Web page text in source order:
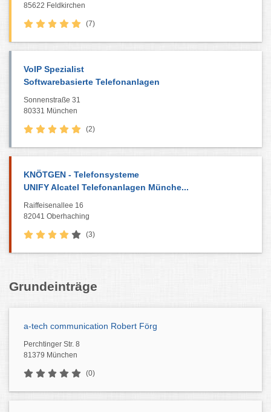
85622 Feldkirchen
(7)
VoIP Spezialist
Softwarebasierte Telefonanlagen
Sonnenstraße 31
80331 München
(2)
KNÖTGEN - Telefonsysteme
UNIFY Alcatel Telefonanlagen Münche...
Raiffeisenallee 16
82041 Oberhaching
(3)
Grundeinträge
a-tech communication Robert Förg
Perchtinger Str. 8
81379 München
(0)